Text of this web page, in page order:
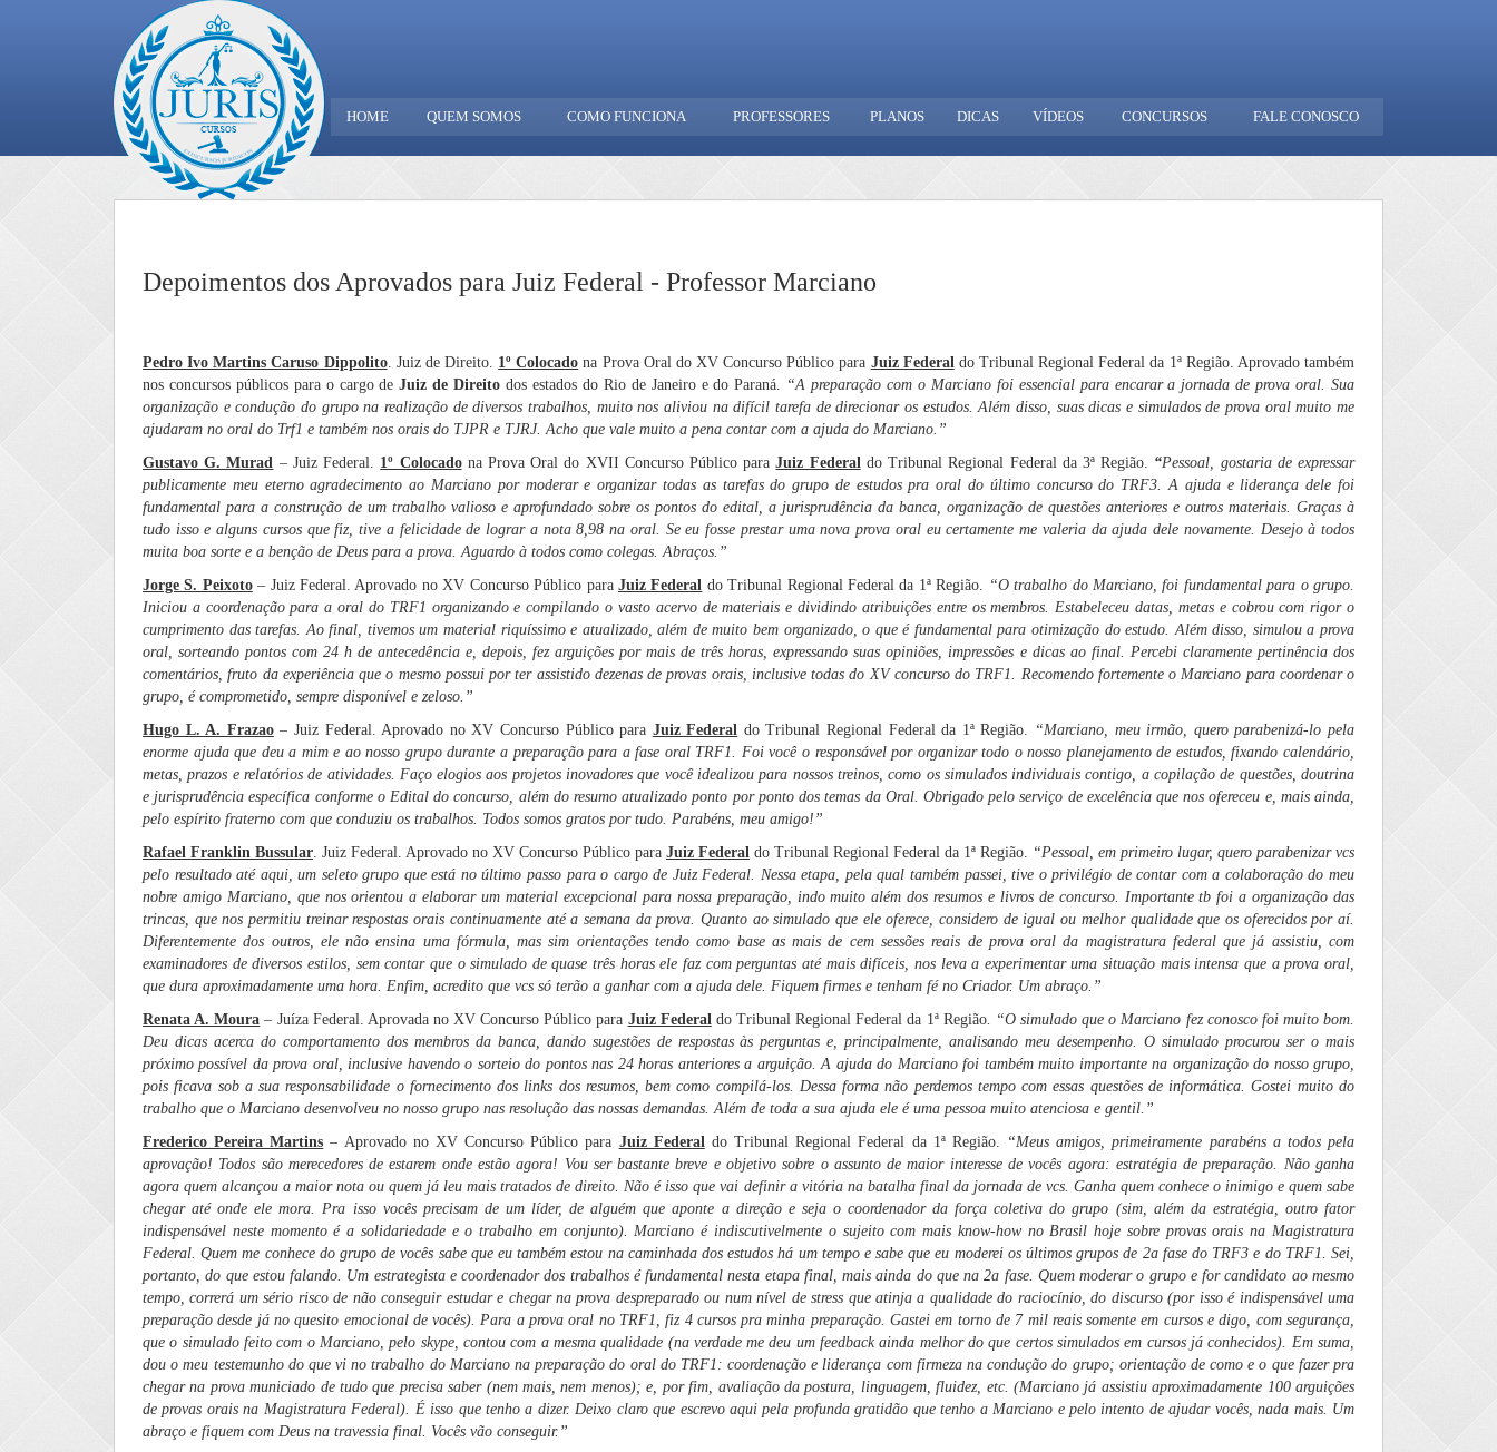
HOME QUEM SOMOS COMO FUNCIONA PROFESSORES PLANOS DICAS VÍDEOS CONCURSOS FALE CONOSCO
Depoimentos dos Aprovados para Juiz Federal - Professor Marciano
Pedro Ivo Martins Caruso Dippolito. Juiz de Direito. 1º Colocado na Prova Oral do XV Concurso Público para Juiz Federaldo Tribunal Regional Federal da 1ª Região. Aprovado também
nos concursos públicos para o cargo deJuiz de Direito dos estados do Rio de Janeiro e do Paraná. “A preparação com o Marciano foi essencial para encarar a jornada de prova oral. Sua
organização e condução do grupo na realização de diversos trabalhos, muito nos aliviou na difícil tarefa de direcionar os estudos. Além disso, suas dicas e simulados de prova oral muito me
ajudaram no oral do Trf1 e também nos orais do TJPR e TJRJ. Acho que vale muito a pena contar com a ajuda do Marciano.”
Gustavo G. Murad – Juiz Federal. 1º Colocadona Prova Oral do XVII Concurso Público paraJuiz Federaldo Tribunal Regional Federal da 3ª Região. “Pessoal, gostaria de expressar
publicamente meu eterno agradecimento ao Marciano por moderar e organizar todas as tarefas do grupo de estudos pra oral do último concurso do TRF3. A ajuda e liderança dele foi
fundamental para a construção de um trabalho valioso e aprofundado sobre os pontos do edital, a jurisprudência da banca, organização de questões anteriores e outros materiais. Graças à
tudo isso e alguns cursos que fiz, tive a felicidade de lograr a nota 8,98 na oral. Se eu fosse prestar uma nova prova oral eu certamente me valeria da ajuda dele novamente. Desejo à todos
muita boa sorte e a benção de Deus para a prova. Aguardo à todos como colegas. Abraços.”
Jorge S. Peixoto– Juiz Federal. Aprovado no XV Concurso Público para Juiz Federal do Tribunal Regional Federal da 1ª Região. “O trabalho do Marciano, foi fundamental para o grupo.
Iniciou a coordenação para a oral do TRF1 organizando e compilando o vasto acervo de materiais e dividindo atribuições entre os membros. Estabeleceu datas, metas e cobrou com rigor o
cumprimento das tarefas. Ao final, tivemos um material riquíssimo e atualizado, além de muito bem organizado, o que é fundamental para otimização do estudo. Além disso, simulou a prova
oral, sorteando pontos com 24 h de antecedência e, depois, fez arguições por mais de três horas, expressando suas opiniões, impressões e dicas ao final. Percebi claramente pertinência dos
comentários, fruto da experiência que o mesmo possui por ter assistido dezenas de provas orais, inclusive todas do XV concurso do TRF1. Recomendo fortemente o Marciano para coordenar o
grupo, é comprometido, sempre disponível e zeloso.”
Hugo L. A. Frazao– Juiz Federal. Aprovado no XV Concurso Público para Juiz Federal do Tribunal Regional Federal da 1ª Região. “Marciano, meu irmão, quero parabenizá-lo pela
enorme ajuda que deu a mim e ao nosso grupo durante a preparação para a fase oral TRF1. Foi você o responsável por organizar todo o nosso planejamento de estudos, fixando calendário,
metas, prazos e relatórios de atividades. Faço elogios aos projetos inovadores que você idealizou para nossos treinos, como os simulados individuais contigo, a copilação de questões, doutrina
e jurisprudência específica conforme o Edital do concurso, além do resumo atualizado ponto por ponto dos temas da Oral. Obrigado pelo serviço de excelência que nos ofereceu e, mais ainda,
pelo espírito fraterno com que conduziu os trabalhos. Todos somos gratos por tudo. Parabéns, meu amigo!”
Rafael Franklin Bussular. Juiz Federal. Aprovado no XV Concurso Público para Juiz Federal do Tribunal Regional Federal da 1ª Região. “Pessoal, em primeiro lugar, quero parabenizar vcs
pelo resultado até aqui, um seleto grupo que está no último passo para o cargo de Juiz Federal. Nessa etapa, pela qual também passei, tive o privilégio de contar com a colaboração do meu
nobre amigo Marciano, que nos orientou a elaborar um material excepcional para nossa preparação, indo muito além dos resumos e livros de concurso. Importante tb foi a organização das
trincas, que nos permitiu treinar respostas orais continuamente até a semana da prova. Quanto ao simulado que ele oferece, considero de igual ou melhor qualidade que os oferecidos por aí.
Diferentemente dos outros, ele não ensina uma fórmula, mas sim orientações tendo como base as mais de cem sessões reais de prova oral da magistratura federal que já assistiu, com
examinadores de diversos estilos, sem contar que o simulado de quase três horas ele faz com perguntas até mais difíceis, nos leva a experimentar uma situação mais intensa que a prova oral,
que dura aproximadamente uma hora. Enfim, acredito que vcs só terão a ganhar com a ajuda dele. Fiquem firmes e tenham fé no Criador. Um abraço.”
Renata A. Moura – Juíza Federal. Aprovada no XV Concurso Público para Juiz Federaldo Tribunal Regional Federal da 1ª Região. “O simulado que o Marciano fez conosco foi muito bom.
Deu dicas acerca do comportamento dos membros da banca, dando sugestões de respostas às perguntas e, principalmente, analisando meu desempenho. O simulado procurou ser o mais
próximo possível da prova oral, inclusive havendo o sorteio do pontos nas 24 horas anteriores a arguição. A ajuda do Marciano foi também muito importante na organização do nosso grupo,
pois ficava sob a sua responsabilidade o fornecimento dos links dos resumos, bem como compilá-los. Dessa forma não perdemos tempo com essas questões de informática. Gostei muito do
trabalho que o Marciano desenvolveu no nosso grupo nas resolução das nossas demandas. Além de toda a sua ajuda ele é uma pessoa muito atenciosa e gentil.”
Frederico Pereira Martins – Aprovado no XV Concurso Público para Juiz Federaldo Tribunal Regional Federal da 1ª Região. “Meus amigos, primeiramente parabéns a todos pela
aprovação! Todos são merecedores de estarem onde estão agora! Vou ser bastante breve e objetivo sobre o assunto de maior interesse de vocês agora: estratégia de preparação. Não ganha
agora quem alcançou a maior nota ou quem já leu mais tratados de direito. Não é isso que vai definir a vitória na batalha final da jornada de vcs. Ganha quem conhece o inimigo e quem sabe
chegar até onde ele mora. Pra isso vocês precisam de um líder, de alguém que aponte a direção e seja o coordenador da força coletiva do grupo (sim, além da estratégia, outro fator
indispensável neste momento é a solidariedade e o trabalho em conjunto). Marciano é indiscutivelmente o sujeito com mais know-how no Brasil hoje sobre provas orais na Magistratura
Federal. Quem me conhece do grupo de vocês sabe que eu também estou na caminhada dos estudos há um tempo e sabe que eu moderei os últimos grupos de 2a fase do TRF3 e do TRF1. Sei,
portanto, do que estou falando. Um estrategista e coordenador dos trabalhos é fundamental nesta etapa final, mais ainda do que na 2a fase. Quem moderar o grupo e for candidato ao mesmo
tempo, correrá um sério risco de não conseguir estudar e chegar na prova despreparado ou num nível de stress que atinja a qualidade do raciocínio, do discurso (por isso é indispensável uma
preparação desde já no quesito emocional de vocês). Para a prova oral no TRF1, fiz 4 cursos pra minha preparação. Gastei em torno de 7 mil reais somente em cursos e digo, com segurança,
que o simulado feito com o Marciano, pelo skype, contou com a mesma qualidade (na verdade me deu um feedback ainda melhor do que certos simulados em cursos já conhecidos). Em suma,
dou o meu testemunho do que vi no trabalho do Marciano na preparação do oral do TRF1: coordenação e liderança com firmeza na condução do grupo; orientação de como e o que fazer pra
chegar na prova municiado de tudo que precisa saber (nem mais, nem menos); e, por fim, avaliação da postura, linguagem, fluidez, etc. (Marciano já assistiu aproximadamente 100 arguições
de provas orais na Magistratura Federal). É isso que tenho a dizer. Deixo claro que escrevo aqui pela profunda gratidão que tenho a Marciano e pelo intento de ajudar vocês, nada mais. Um
abraço e fiquem com Deus na travessia final. Vocês vão conseguir.”